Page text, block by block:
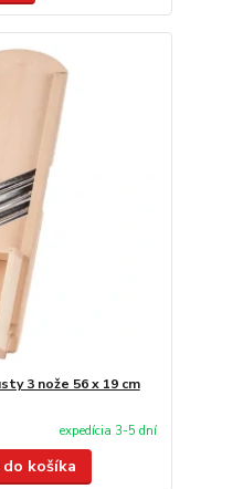
3 nože 56 x 19 cm
expedícia 3-5 dní
košíka